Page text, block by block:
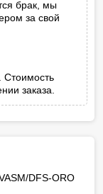
брак, мы
за свой
Стоимость
заказа.
DFS-ORO